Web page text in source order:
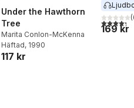
Under the Hawthorn
Tree
Marita Conlon-McKenna
Häftad, 1990
117 kr
4,3utav (
169 kr